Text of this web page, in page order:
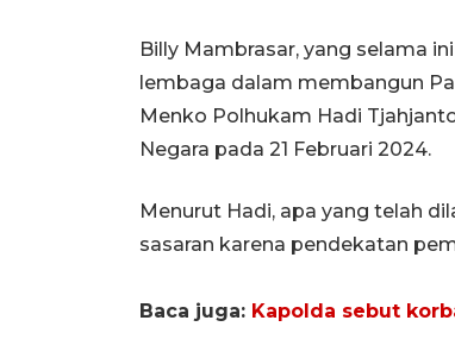
Billy Mambrasar, yang selama
lembaga dalam membangun
Menko Polhukam Hadi
Negara pada 21 Februari 2024.
Menurut Hadi, apa yang telah
sasaran karena pendekatan
Baca juga: Kapolda sebut